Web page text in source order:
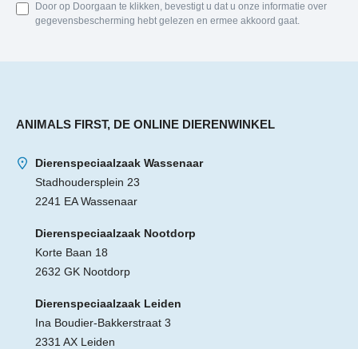
Door op Doorgaan te klikken, bevestigt u dat u onze informatie over
gegevensbescherming hebt gelezen en ermee akkoord gaat.
ANIMALS FIRST, DE ONLINE DIERENWINKEL
Dierenspeciaalzaak Wassenaar
Stadhoudersplein 23
2241 EA Wassenaar
Dierenspeciaalzaak Nootdorp
Korte Baan 18
2632 GK Nootdorp
Dierenspeciaalzaak Leiden
Ina Boudier-Bakkerstraat 3
2331 AX Leiden